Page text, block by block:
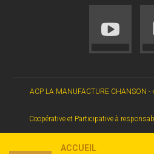
ACP LA MANUFACTURE CHANSON -
Coopérative et Participative à
ACCUEIL